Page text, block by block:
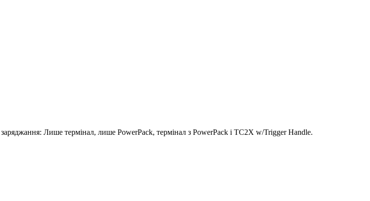
Лише термінал, лише PowerPack, термінал з PowerPack і TC2X w/Trigger Handle.